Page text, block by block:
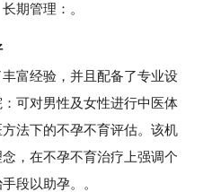
期管理：。
富经验，并且配备了专业设
可对男性及女性进行中医体
法下的不孕不育评估。该机
，在不孕不育治疗上强调个
段以助孕。。